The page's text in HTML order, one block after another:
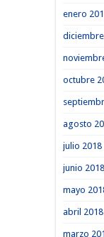
enero
octubre
agosto
julio 2018
junio 2018
mayo
abril 2018
marzo